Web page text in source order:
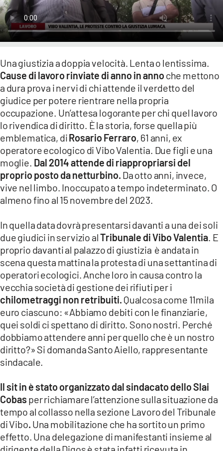
LACITYMAG.IT
COSENZACHANNEL.IT
ILVIBONESE.IT
CATANZAROCHANNEL.IT
LACAPITALENEWS.IT
App
ANDROID
APPLE
Una giustizia a doppia velocità. Lenta o lentissima.
Cause di lavoro rinviate di anno in annoche mettono
a dura prova i nervi di chi attende il verdetto del
giudice per potere rientrare nella propria
occupazione. Un’attesa logorante per chi quel lavoro
lo rivendica di diritto. È la storia, forse quella più
emblematica, diRosario Ferraro, 61 anni, ex
operatore ecologico di Vibo Valentia. Due figli e una
moglie. Dal 2014 attende di riappropriarsi del
proprio posto da netturbino. Da otto anni, invece,
vive nel limbo. Inoccupato a tempo indeterminato. O
almeno fino al 15 novembre del 2023.
In quella data dovrà presentarsi davanti a una dei soli
due giudici in servizio alTribunale di Vibo Valentia . E
proprio davanti al palazzo di giustizia è andata in
scena questa mattina la protesta di una settantina di
operatori ecologici. Anche loro in causa contro la
vecchia società di gestione dei rifiuti per i
chilometraggi non retribuiti. Qualcosa come 11mila
euro ciascuno: «Abbiamo debiti con le finanziarie,
quei soldi ci spettano di diritto. Sono nostri. Perché
dobbiamo attendere anni per quello che è un nostro
diritto?» Si domanda Santo Aiello, rappresentante
sindacale.
Il sit in è stato organizzato dal sindacato dello Slai
Cobas per richiamare l’attenzione sulla situazione da
tempo al collasso nella sezione Lavoro del Tribunale
di Vibo. Una mobilitazione che ha sortito un primo
effetto. Una delegazione di manifestanti insieme al